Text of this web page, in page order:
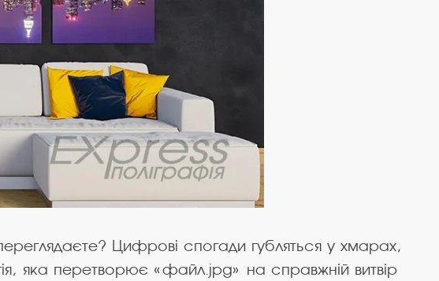
Цифрові спогади губляться у хмарах,
яка перетворює «файл.jpg» на справжній витвір